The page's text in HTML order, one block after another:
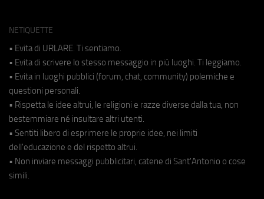
NETIQUETTE
• Evita di URLARE. Ti sentiamo.
• Evita di scrivere lo stesso messaggio in più luoghi. Ti leggiamo.
• Evita in luoghi pubblici (forum, chat, community) polemiche e
questioni personali.
• Rispetta le idee altrui, le religioni e razze diverse dalla tua, non
bestemmiare né insultare altri utenti.
• Sentiti libero di esprimere le proprie idee, nei limiti
dell'educazione e del rispetto altrui.
• Non inviare messaggi pubblicitari, catene di Sant'Antonio o cose
simili.